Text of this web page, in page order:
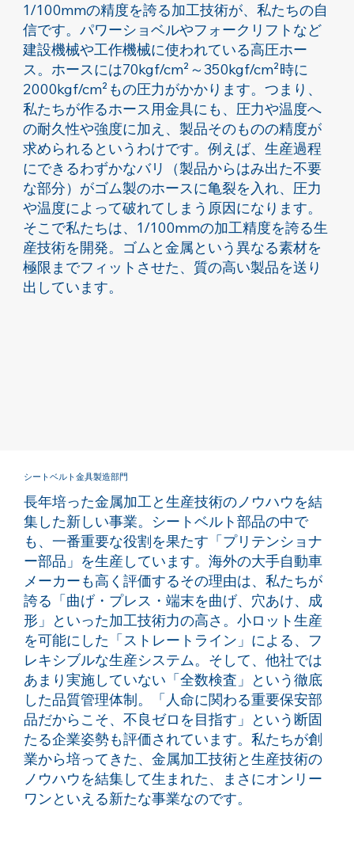
長年培った金属加工と生産技術のノウハウを結
集した新しい事業。シートベルト部品の中で
も、一番重要な役割を果たす「プリテンショナ
ー部品」を生産しています。海外の大手自動車
メーカーも高く評価するその理由は、私たちが
誇る「曲げ・プレス・端末を曲げ、穴あけ、成
形」といった加工技術力の高さ。小ロット生産
を可能にした「ストレートライン」による、フ
レキシブルな生産システム。そして、他社では
あまり実施していない「全数検査」という徹底
した品質管理体制。「人命に関わる重要保安部
品だからこそ、不良ゼロを目指す」という断固
たる企業姿勢も評価されています。私たちが創
業から培ってきた、金属加工技術と生産技術の
ノウハウを結集して生まれた、まさにオンリー
ワンといえる新たな事業なのです。
シートベルト金具製造部門
1/100mmの精度を誇る加工技術が、私たちの自
信です。パワーショベルやフォークリフトなど
建設機械や工作機械に使われている高圧ホー
ス。ホースには70kgf/cm²～350kgf/cm²時に
2000kgf/cm²もの圧力がかかります。つまり、
私たちが作るホース用金具にも、圧力や温度へ
の耐久性や強度に加え、製品そのものの精度が
求められるというわけです。例えば、生産過程
にできるわずかなバリ（製品からはみ出た不要
な部分）がゴム製のホースに亀裂を入れ、圧力
や温度によって破れてしまう原因になります。
そこで私たちは、1/100mmの加工精度を誇る生
産技術を開発。ゴムと金属という異なる素材を
極限までフィットさせた、質の高い製品を送り
出しています。